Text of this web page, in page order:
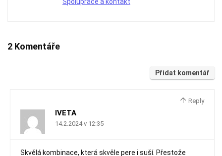
2 Komentáře
Přidat komentář
Reply
IVETA
14.2.2024 v 12:35
Skvělá kombinace, která skvěle pere i suší. Přestože